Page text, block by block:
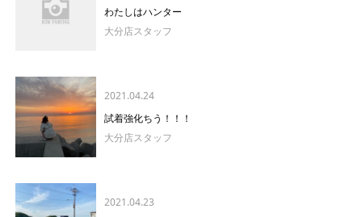
わたしはハンター
大分店スタッフ
2021.04.24
試着強化ちう！！！
大分店スタッフ
2021.04.23